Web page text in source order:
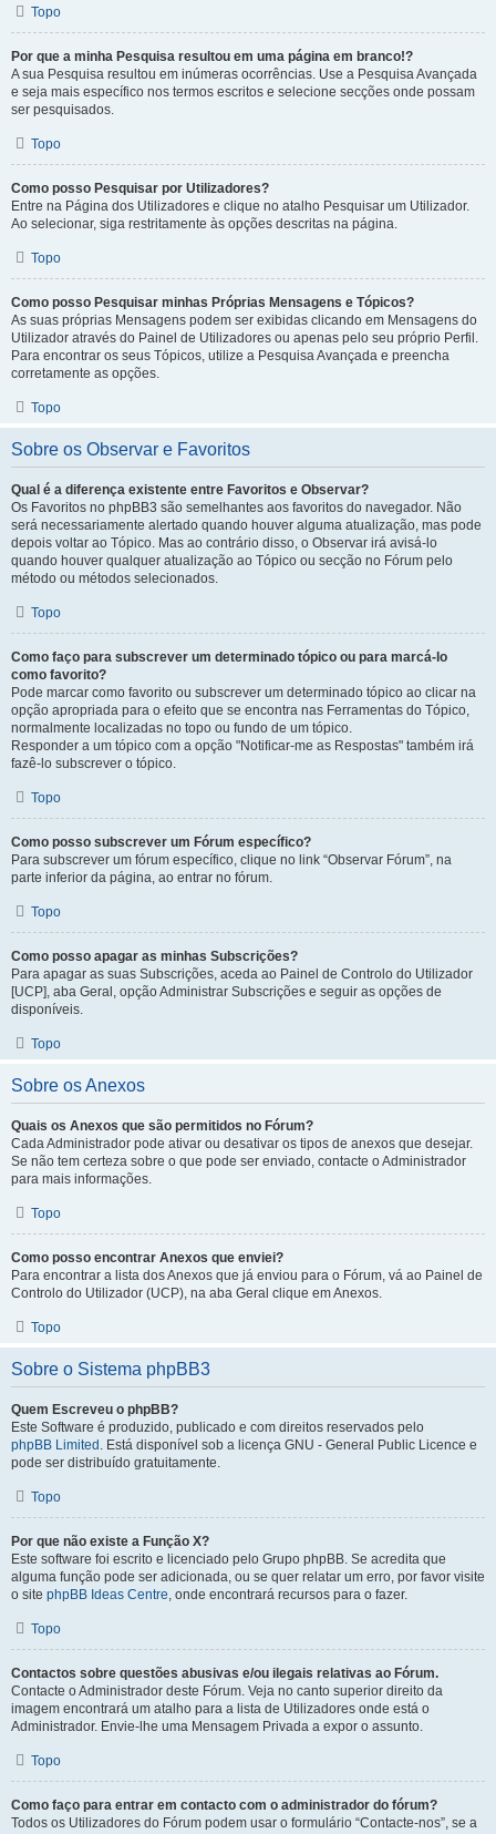
Topo
Por que a minha Pesquisa resultou em uma página em branco!?
A sua Pesquisa resultou em inúmeras ocorrências. Use a Pesquisa Avançada
e seja mais específico nos termos escritos e selecione secções onde possam
ser pesquisados.
Topo
Como posso Pesquisar por Utilizadores?
Entre na Página dos Utilizadores e clique no atalho Pesquisar um Utilizador.
Ao selecionar, siga restritamente às opções descritas na página.
Topo
Como posso Pesquisar minhas Próprias Mensagens e Tópicos?
As suas próprias Mensagens podem ser exibidas clicando em Mensagens do
Utilizador através do Painel de Utilizadores ou apenas pelo seu próprio Perfil.
Para encontrar os seus Tópicos, utilize a Pesquisa Avançada e preencha
corretamente as opções.
Topo
Sobre os Observar e Favoritos
Qual é a diferença existente entre Favoritos e Observar?
Os Favoritos no phpBB3 são semelhantes aos favoritos do navegador. Não
será necessariamente alertado quando houver alguma atualização, mas pode
depois voltar ao Tópico. Mas ao contrário disso, o Observar irá avisá-lo
quando houver qualquer atualização ao Tópico ou secção no Fórum pelo
método ou métodos selecionados.
Topo
Como faço para subscrever um determinado tópico ou para marcá-lo
como favorito?
Pode marcar como favorito ou subscrever um determinado tópico ao clicar na
opção apropriada para o efeito que se encontra nas Ferramentas do Tópico,
normalmente localizadas no topo ou fundo de um tópico.
Responder a um tópico com a opção "Notificar-me as Respostas" também irá
fazê-lo subscrever o tópico.
Topo
Como posso subscrever um Fórum específico?
Para subscrever um fórum específico, clique no link “Observar Fórum”, na
parte inferior da página, ao entrar no fórum.
Topo
Como posso apagar as minhas Subscrições?
Para apagar as suas Subscrições, aceda ao Painel de Controlo do Utilizador
[UCP], aba Geral, opção Administrar Subscrições e seguir as opções de
disponíveis.
Topo
Sobre os Anexos
Quais os Anexos que são permitidos no Fórum?
Cada Administrador pode ativar ou desativar os tipos de anexos que desejar.
Se não tem certeza sobre o que pode ser enviado, contacte o Administrador
para mais informações.
Topo
Como posso encontrar Anexos que enviei?
Para encontrar a lista dos Anexos que já enviou para o Fórum, vá ao Painel de
Controlo do Utilizador (UCP), na aba Geral clique em Anexos.
Topo
Sobre o Sistema phpBB3
Quem Escreveu o phpBB?
Este Software é produzido, publicado e com direitos reservados pelo
phpBB Limited . Está disponível sob a licença GNU - General Public Licence e
pode ser distribuído gratuitamente.
Topo
Por que não existe a Função X?
Este software foi escrito e licenciado pelo Grupo phpBB. Se acredita que
alguma função pode ser adicionada, ou se quer relatar um erro, por favor visite
o site phpBB Ideas Centre, onde encontrará recursos para o fazer.
Topo
Contactos sobre questões abusivas e/ou ilegais relativas ao Fórum.
Contacte o Administrador deste Fórum. Veja no canto superior direito da
imagem encontrará um atalho para a lista de Utilizadores onde está o
Administrador. Envie-lhe uma Mensagem Privada a expor o assunto.
Topo
Como faço para entrar em contacto com o administrador do fórum?
Todos os Utilizadores do Fórum podem usar o formulário “Contacte-nos”, se a